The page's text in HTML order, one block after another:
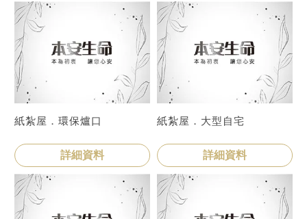
紙紮屋．環保爐口
詳細資料
紙紮屋．大型自宅
詳細資料